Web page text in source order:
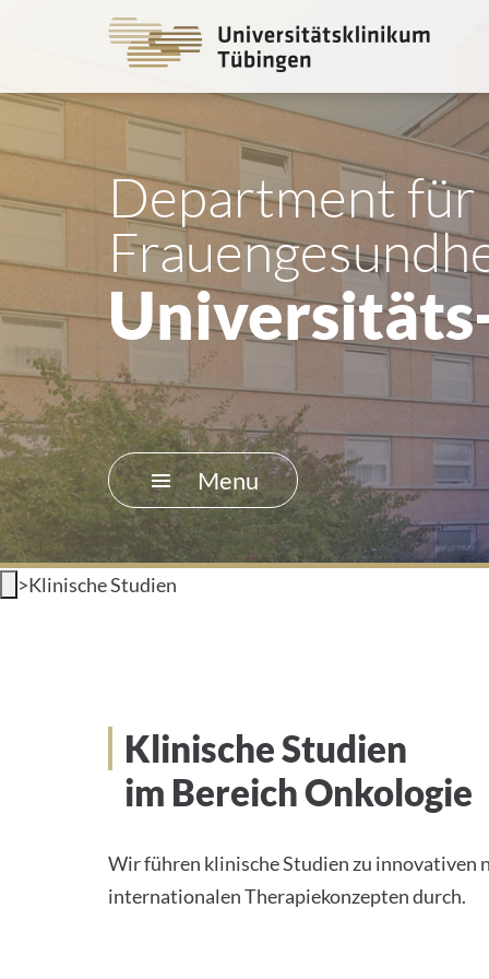
main
Department für
Menu
>Klinische Studien
Klinische Studien im
Klinische Studien
im Bereich Onkologie
Wir führen klinische Studien zu innovativen
internationalen Therapiekonzepten durch.